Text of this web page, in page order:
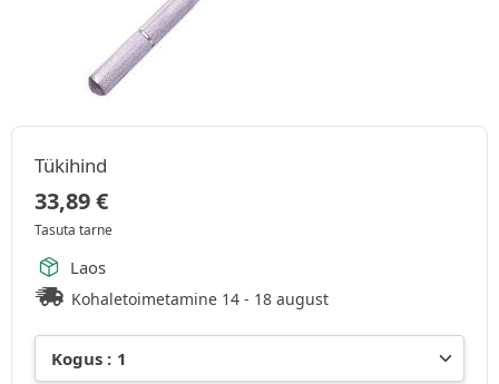
Tükihind
33,89€
Tasuta tarne
Laos
Kohaletoimetamine 14 - 18 august